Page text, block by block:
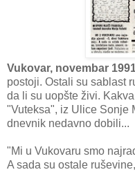
Vukovar, novembar
postoji. Ostali su sablast
da li su uopšte živi.
"Vuteksa", iz Ulice Sonje
dnevnik nedavno dobili...
"Mi u Vukovaru smo
A sada su ostale